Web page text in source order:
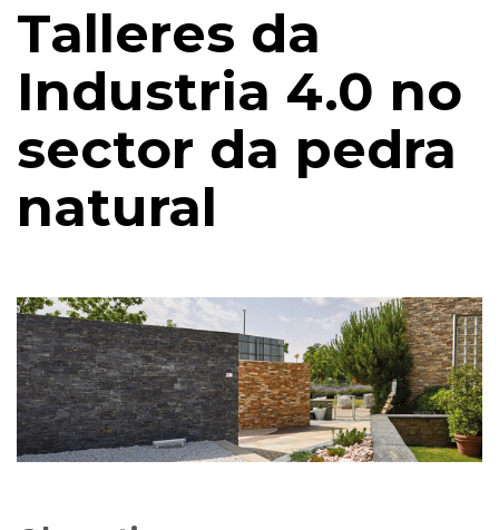
Talleres da
Industria 4.0 no
sector da pedra
natural